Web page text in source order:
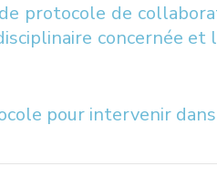
protocole de
concernée
pour intervenir